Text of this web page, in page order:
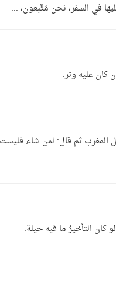
في السفر، نحن مُتَّبعون، ...
كان عليه وتر.
المغرب ثم قال: لمن شاء فليست
التأخيرُ ما فيه حيلة.